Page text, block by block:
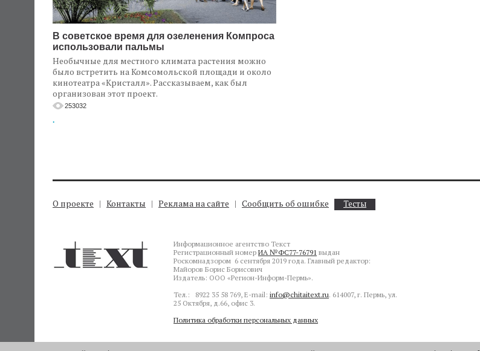
В советское время для озеленения Компроса
использовали пальмы
Необычные для местного климата растения можно
было встретить на Комсомольской площади и около
кинотеатра «Кристалл». Рассказываем, как был
организован этот проект.
253032
.
О проекте Контакты Реклама на сайте Сообщить об ошибке Тесты
Информационное агентство Текст
Регистрационный номер ИА №ФС77-76791 выдан
Роскомнадзором 6 сентября 2019 года. Главный редактор:
Майоров Борис Борисович
Издатель: ООО «Регион-Информ-Пермь».
Тел.: 8922 35 58 769, E-mail: info@chitaitext.ru. 614007, г. Пермь, ул.
25 Октября, д.66, офис 3.
Политика обработки персональных данных